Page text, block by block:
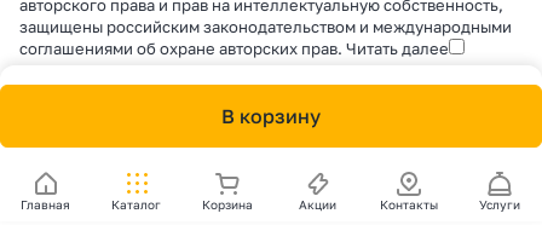
В корзину
Главная Каталог Корзина Акции Контакты Услуги
авторского права и прав на интеллектуальную собственность,
защищены российским законодательством и международными
соглашениями об охране авторских прав. Читать далее